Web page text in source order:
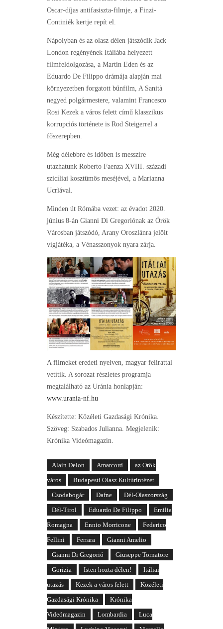
Oscar-díjas antifasiszta-filmje, a Finzi-
Continiék kertje repít el.
Nápolyban és az olasz délen játszódik Jack
London regényének Itáliába helyezett
filmfeldolgozása, a Martin Eden és az
Eduardo De Filippo drámája alapján mai
környezetben forgatott bűnfilm, A Sanità
negyed polgármestere, valamint Francesco
Rosi Kezek a város felett című klasszikus
korrupciós története is Rod Steigerrel a
főszerepben.
Még délebbre és időben is messzire
utazhatunk Roberto Faenza XVIII. századi
szicíliai kosztümös meséjével, a Marianna
Ucrìával.
Minden út Rómába vezet: az évadot 2020.
június 8-án Gianni Di Gregoriónak az Örök
Városban játszódó, Arany Oroszlánra jelölt
vígjátéka, a Vénasszonyok nyara zárja.
A filmeket eredeti nyelven, magyar felirattal
vetítik. A sorozat részletes programja
megtalálható az Uránia honlapján:
www.urania-nf.hu
Készítette: Közéleti Gazdasági Krónika.
Szöveg: Szabados Julianna. Megjelenik:
Krónika Videómagazin.
Alain Delon Amarcord
az Örök
város
Budapesti Olasz Kultúrintézet
Csodabogár
Dafne
Dél-Olaszország
Dél-Tirol
Eduardo De Filippo
Emilia
Romagna
Ennio Morricone
Federico
Fellini
Ferrara
Gianni Amelio
Gianni Di Gregorió
Giuseppe Tornatore
Gorizia
Isten hozta délen!
Itáliai
utazás
Kezek a város felett
Közéleti
Gazdasági Krónika
Krónika
Videómagazin
Lombardia
Luca